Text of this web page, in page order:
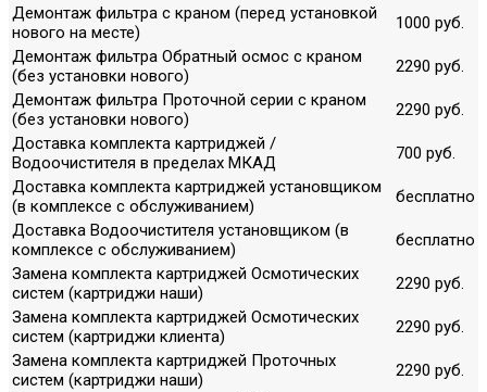
Демонтаж фильтра с краном (перед установкой
нового на месте)
1000 руб.
Демонтаж фильтра Обратный осмос с краном
(без установки нового)
2290 руб.
Демонтаж фильтра Проточной серии с краном
(без установки нового)
2290 руб.
Доставка комплекта картриджей /
Водоочистителя в пределах МКАД
700 руб.
Доставка комплекта картриджей установщиком
(в комплексе с обслуживанием)
бесплатно
Доставка Водоочистителя установщиком (в
комплексе с обслуживанием)
бесплатно
Замена комплекта картриджей Осмотических
систем (картриджи наши)
2290 руб.
Замена комплекта картриджей Осмотических
систем (картриджи клиента)
2290 руб.
Замена комплекта картриджей Проточных
систем (картриджи наши)
2290 руб.